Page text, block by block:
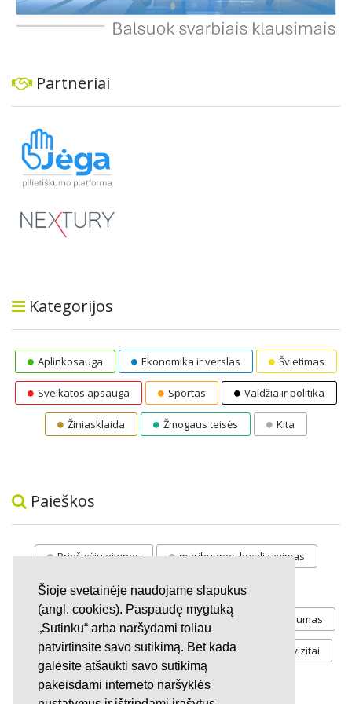
Šioje svetainėje naudojame slapukus
(angl. cookies). Paspaudę mygtuką
„Sutinku“ arba naršydami toliau
patvirtinsite savo sutikimą. Bet kada
galėsite atšaukti savo sutikimą
pakeisdami interneto naršyklės
Partneriai
Kategorijos
Aplinkosauga Ekonomika ir verslas Švietimas
Sveikatos apsauga Sportas Valdžia ir politika
Žiniasklaida Žmogaus teisės Kita
Paieškos
Prieš gėju eitynes marihuanos legalizavimas
STOP vaiku atemimas
Pilnos moksleivių vasaros atostogos referendumas
Keliu jaunystės Valandos Rekvizitai
Investicijos